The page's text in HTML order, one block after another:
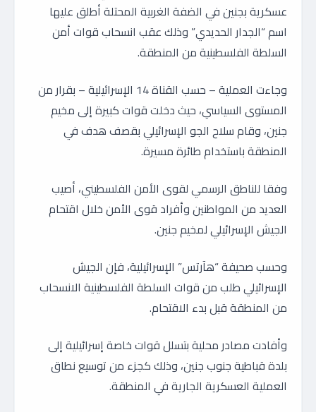
عسكرية بجنين في الضفة الغربية المحتلة أطلق عليها
اسم “الجدار الحديدي” وذلك عقب انسحاب قوات أمن
السلطة الفلسطينية من المنطقة.
وجاءت العملية – حسب القناة 14 الإسرائيلية – بقرار من
المستوى السياسي، حيث دخلت قوات كبيرة إلى مخيم
جنين، وقام سلاح الجو الإسرائيلي بقصف هدف في
المنطقة باستخدام طائرة مسيرة.
وفقا للناطق الرسمي لقوى الأمن الفلسطيني، أصيب
العديد من المواطنين وأفراد قوى الأمن خلال اقتحام
الجيش الإسرائيلي لمخيم جنين.
وحسب صحيفة “هآرتس” الإسرائيلية، فإن الجيش
الإسرائيلي طلب من قوات السلطة الفلسطينية الانسحاب
من المنطقة قبل بدء الاقتحام.
وأفادت مصادر محلية بتسلل قوات خاصة إسرائيلية إلى
بلدة قباطية جنوب جنين، وذلك كجزء من توسيع نطاق
العملية العسكرية الجارية في المنطقة.